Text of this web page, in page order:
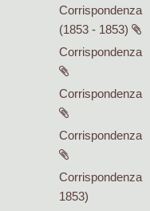
Corrispondenza
(1853 - 1853)
Corrispondenza
Corrispondenza
Corrispondenza
Corrispondenza
1853)